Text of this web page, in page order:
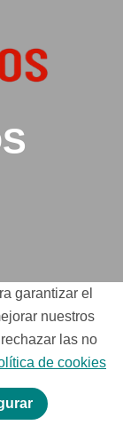
garantizar el
nuestros
las no
de cookies